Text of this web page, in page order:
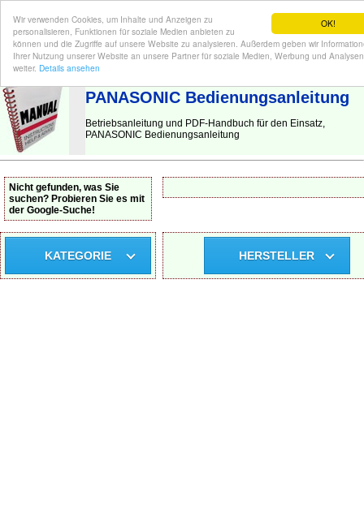
OK!
Wir verwenden Cookies, um Inhalte und Anzeigen zu
personalisieren, Funktionen für soziale Medien anbieten zu
können und die Zugriffe auf unsere Website zu analysieren. Außerdem geben wir
Ihrer Nutzung unserer Website an unsere Partner für soziale Medien, Werbung und Analysen
weiter. Details ansehen
BEDIENUNGSANLEITUNG | Hier finden Sie die deutsche Anleitung!
PANASONIC Bedienungsanleitung
Betriebsanleitung und PDF-Handbuch für den Einsatz,
PANASONIC Bedienungsanleitung
Nicht gefunden, was Sie
suchen? Probieren Sie es mit
der Google-Suche!
KATEGORIE HERSTELLER